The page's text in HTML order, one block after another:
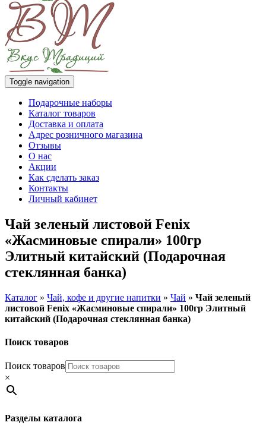
Toggle navigation
Подарочные наборы
Каталог товаров
Доставка и оплата
Адрес розничного магазина
Отзывы
О нас
Акции
Как сделать заказ
Контакты
Личный кабинет
Чай зеленый листовой Fenix
«Жасминовые спирали» 100гр
Элитный китайский (Подарочная
стеклянная банка)
Каталог » Чай, кофе и другие напитки » Чай » Чай зеленый
листовой Fenix «Жасминовые спирали» 100гр Элитный
китайский (Подарочная стеклянная банка)
Поиск товаров
Поиск товаров
×
Разделы каталога